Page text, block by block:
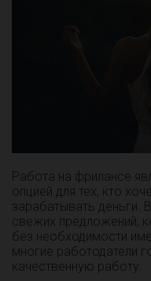
Работа на фрилансе
опцией для тех, кто
зарабатывать деньги.
свежих предложений,
без необходимости
многие работодатели
качественную работу.